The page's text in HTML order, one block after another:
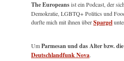
The Europeansist ein Podcast, der
Demokratie, LGBTQ+ Politics und
durfte mich mit ihnen überSpargel
UmParmesan und das Alter bzw.
Deutschlandfunk Nova.